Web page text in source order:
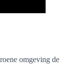
omgeving de